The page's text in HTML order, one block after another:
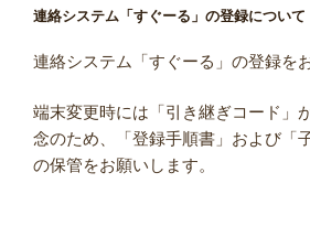
連絡システム「すぐーる」の登録について
連絡システム「すぐーる」の登録を
端末変更時には「引き継ぎコード」
念のため、「登録手順書」および「
の保管をお願いします。